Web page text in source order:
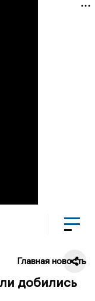
Главная новость
добились